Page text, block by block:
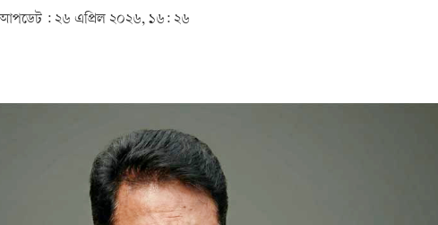
আপডেট : ২৬ এপ্রিল ২০২৬, ১৬: ২৬